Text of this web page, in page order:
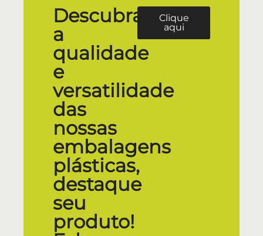
Descubra
a
qualidade
e
versatilidade
das
nossas
embalagens
plásticas,
destaque
seu
produto!
Clique
aqui